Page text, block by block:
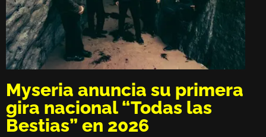
Myseria anuncia su primera
gira nacional “Todas las
Bestias” en 2026